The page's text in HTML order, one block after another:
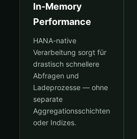
In-Memory
Performance
HANA-native
Verarbeitung sorgt für
drastisch schnellere
Abfragen und
Ladeprozesse — ohne
separate
Aggregationsschichten
oder Indizes.